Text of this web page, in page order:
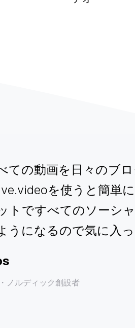
ての動画を日々のブ
を使うと簡単
トですべてのソーシ
うになるので気に入っ
ノルディック創設者